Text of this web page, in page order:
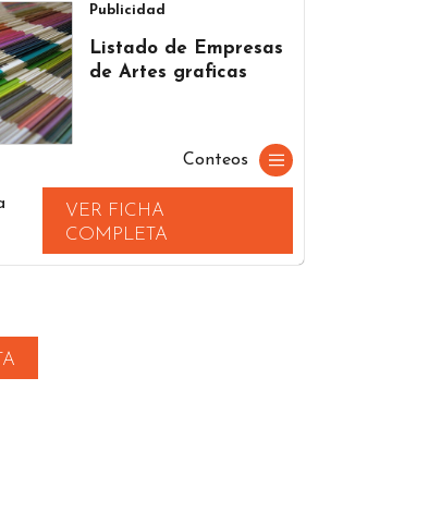
Publicidad
Listado de Empresas
de Artes graficas
Conteos
VER FICHA
COMPLETA